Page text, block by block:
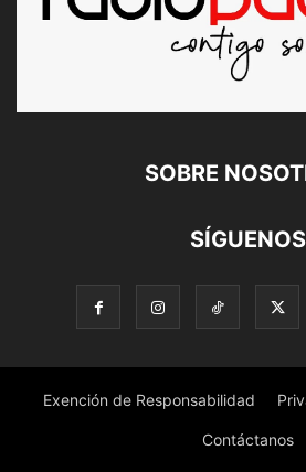
SOBRE
SÍGUENOS
Exención de Responsabilidad
Contáctanos